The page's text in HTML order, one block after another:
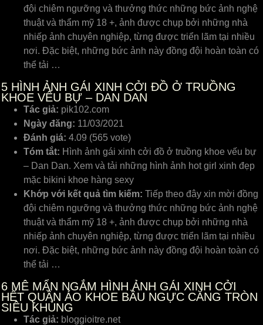
đội chiêm ngưỡng và thưởng thức những bức ảnh nghệ
thuật và thẩm mỹ 18 +, ảnh được chụp bởi những nhà
nhiếp ảnh chuyên nghiệp, từng được triển lãm tại nhiều
nơi. Đặc biệt, những bức ảnh này đồng đội hoàn toàn có
thể tải …
5 HÌNH ẢNH GÁI XINH CỞI ĐỒ Ở TRUỒNG
KHOE VẾU BỰ – DAN DAN
Tác giả: pik102.com
Ngày đăng: 11/03/2021
Đánh giá: 4.09 (565 vote)
Tóm tắt: Hình ảnh gái xinh cởi đồ ở truồng khoe vếu bự
– Dan Dan. Xem và tải những hình ảnh hot girl xinh đẹp
mặc bikini khoe hàng sexy
Khớp với kết quả tìm kiếm: Tiếp theo đây xin mời đồng
đội chiêm ngưỡng và thưởng thức những bức ảnh nghệ
thuật và thẩm mỹ 18 +, ảnh được chụp bởi những nhà
nhiếp ảnh chuyên nghiệp, từng được triển lãm tại nhiều
nơi. Đặc biệt, những bức ảnh này đồng đội hoàn toàn có
thể tải …
6 MÊ MẨN NGẮM HÌNH ẢNH GÁI XINH CỞI
HẾT QUẦN ÁO KHOE BẦU NGỰC CĂNG TRÒN
SIÊU KHỦNG
Tác giả: bloggioitre.net